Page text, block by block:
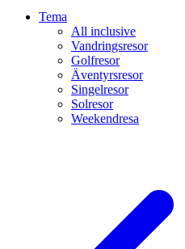
Tema
All inclusive
Vandringsresor
Golfresor
Äventyrsresor
Singelresor
Solresor
Weekendresa